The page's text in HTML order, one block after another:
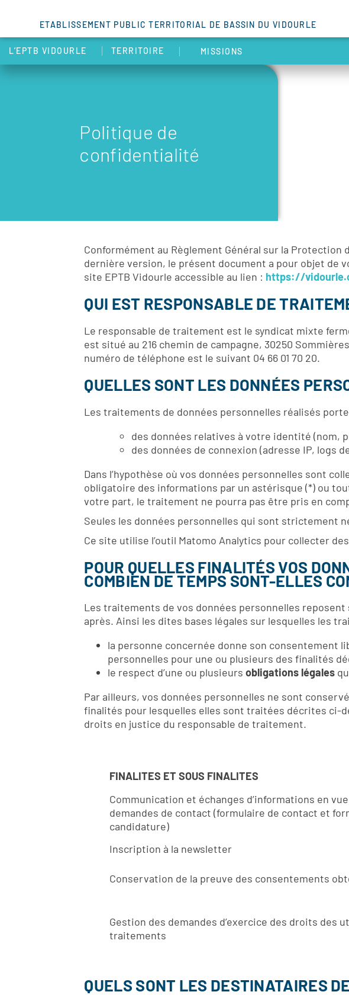
ETABLISSEMENT PUBLIC TERRITORIAL DE BASSIN DU VIDOURLE
L’EPTB VIDOURLE TERRITOIRE MISSIONS
Politique de
confidentialité
Conformément au Règlement Général sur la Protection
dernière version, le présent document a pour objet de
site EPTB Vidourle accessible au lien : https://
QUI EST RESPONSABLE DE
Le responsable de traitement est le syndicat mixte
est situé au 216 chemin de campagne, 30250
numéro de téléphone est le suivant 04 66 01 70 20.
QUELLES SONT LES DONNÉES
Les traitements de données personnelles réalisés
des données relatives à votre identité (nom,
des données de connexion (adresse IP, logs
Dans l’hypothèse où vos données personnelles sont
obligatoire des informations par un astérisque (*) ou
votre part, le traitement ne pourra pas être pris en
Seules les données personnelles qui sont strictement
Ce site utilise l’outil Matomo Analytics pour collecter
POUR QUELLES FINALITÉS VOS
COMBIEN DE TEMPS SONT-ELLES
Les traitements de vos données personnelles
après. Ainsi les dites bases légales sur lesquelles les
la personne concernée donne son consentement
personnelles pour une ou plusieurs des finalités
le respect d’une ou plusieursobligations légales
Par ailleurs, vos données personnelles ne sont
finalités pour lesquelles elles sont traitées décrites ci-
droits en justice du responsable de traitement.
FINALITES ET SOUS FINALITES
Communication et échanges d’informations en
demandes de contact (formulaire de contact et
candidature)
Inscription à la newsletter
Conservation de la preuve des consentements
Gestion des demandes d’exercice des droits des
traitements
QUELS SONT LES DESTINATAIRES